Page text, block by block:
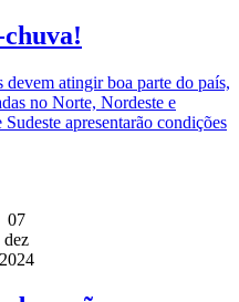
atingir boa parte do país,
no Norte, Nordeste e
apresentarão condições
07
dez
2024